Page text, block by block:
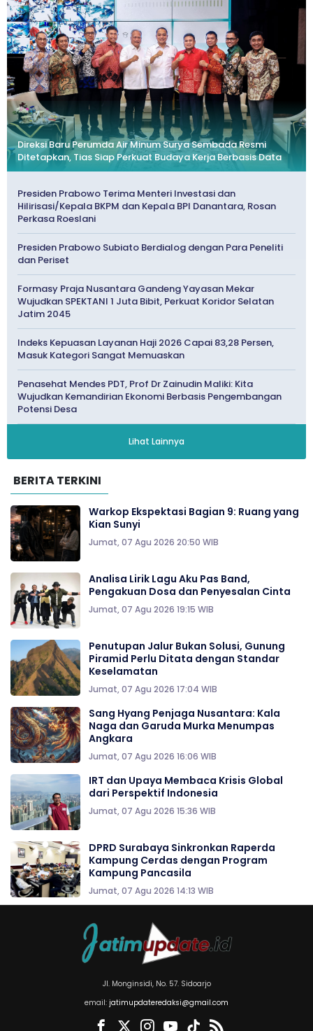
Direksi Baru Perumda Air Minum Surya Sembada Resmi
Ditetapkan, Tias Siap Perkuat Budaya Kerja Berbasis Data
Presiden Prabowo Terima Menteri Investasi dan
Hilirisasi/Kepala BKPM dan Kepala BPI Danantara, Rosan
Perkasa Roeslani
Presiden Prabowo Subiato Berdialog dengan Para Peneliti
dan Periset
Formasy Praja Nusantara Gandeng Yayasan Mekar
Wujudkan SPEKTANI 1 Juta Bibit, Perkuat Koridor Selatan
Jatim 2045
Indeks Kepuasan Layanan Haji 2026 Capai 83,28 Persen,
Masuk Kategori Sangat Memuaskan
Penasehat Mendes PDT, Prof Dr Zainudin Maliki: Kita
Wujudkan Kemandirian Ekonomi Berbasis Pengembangan
Potensi Desa
Lihat Lainnya
BERITA TERKINI
Warkop Ekspektasi Bagian 9: Ruang yang
Kian Sunyi
Jumat, 07 Agu 2026 20:50 WIB
Analisa Lirik Lagu Aku Pas Band,
Pengakuan Dosa dan Penyesalan Cinta
Jumat, 07 Agu 2026 19:15 WIB
Penutupan Jalur Bukan Solusi, Gunung
Piramid Perlu Ditata dengan Standar
Keselamatan
Jumat, 07 Agu 2026 17:04 WIB
Sang Hyang Penjaga Nusantara: Kala
Naga dan Garuda Murka Menumpas
Angkara
Jumat, 07 Agu 2026 16:06 WIB
IRT dan Upaya Membaca Krisis Global
dari Perspektif Indonesia
Jumat, 07 Agu 2026 15:36 WIB
DPRD Surabaya Sinkronkan Raperda
Kampung Cerdas dengan Program
Kampung Pancasila
Jumat, 07 Agu 2026 14:13 WIB
Jl. Monginsidi, No. 57. Sidoarjo
email: jatimupdateredaksi@gmail.com